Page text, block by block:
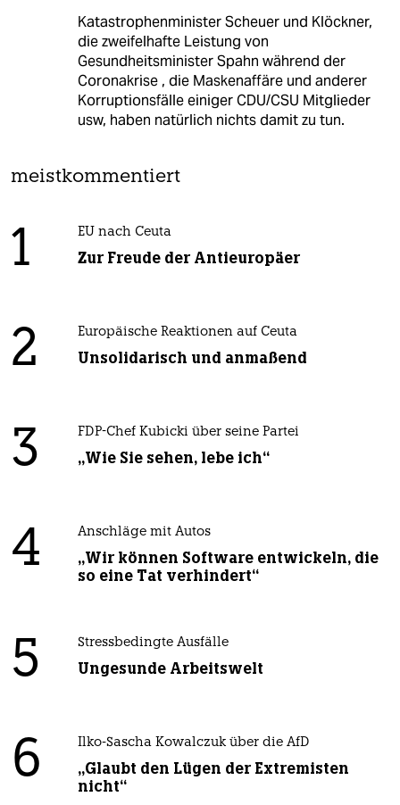
Katastrophenminister Scheuer und Klöckner,
die zweifelhafte Leistung von
Gesundheitsminister Spahn während der
Coronakrise , die Maskenaffäre und anderer
Korruptionsfälle einiger CDU/CSU Mitglieder
usw, haben natürlich nichts damit zu tun.
meistkommentiert
1 EU nach Ceuta
Zur Freude der Antieuropäer
2 Europäische Reaktionen auf Ceuta
Unsolidarisch und anmaßend
3 FDP-Chef Kubicki über seine Partei
„Wie Sie sehen, lebe ich“
4 Anschläge mit Autos
„Wir können Software entwickeln, die
so eine Tat verhindert“
5 Stressbedingte Ausfälle
Ungesunde Arbeitswelt
6 Ilko-Sascha Kowalczuk über die AfD
„Glaubt den Lügen der Extremisten
nicht“